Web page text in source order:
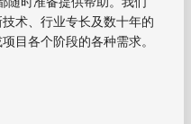
术、行业专长及数十年的
目各个阶段的各种需求。